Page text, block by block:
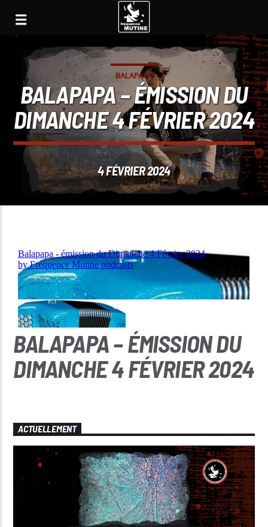
BALAPAPA
BALAPAPA – ÉMISSION DU
DIMANCHE 4 FÉVRIER 2024
4 FÉVRIER 2024
BALAPAPA – ÉMISSION DU
DIMANCHE 4 FÉVRIER 2024
ACTUELLEMENT